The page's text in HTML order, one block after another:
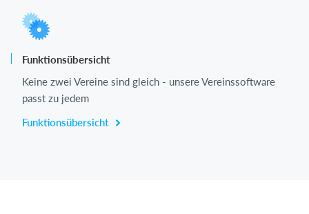
Funktionsübersicht
Keine zwei Vereine sind gleich - unsere Vereinssoftware
passt zu jedem
Funktionsübersicht